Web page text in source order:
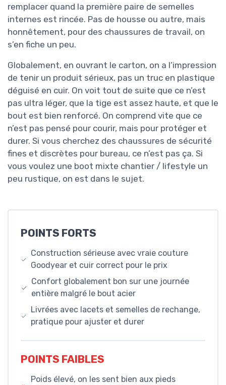
remplacer quand la première paire de semelles
internes est rincée. Pas de housse ou autre, mais
honnêtement, pour des chaussures de travail, on
s’en fiche un peu.
Globalement, en ouvrant le carton, on a l’impression
de tenir un produit sérieux, pas un truc en plastique
déguisé en cuir. On voit tout de suite que ce n’est
pas ultra léger, que la tige est assez haute, et que le
bout est bien renforcé. On comprend vite que ce
n’est pas pensé pour courir, mais pour protéger et
durer. Si vous cherchez des chaussures de sécurité
fines et discrètes pour bureau, ce n’est pas ça. Si
vous voulez une boot mixte chantier / lifestyle un
peu rustique, on est dans le sujet.
POINTS FORTS
Construction sérieuse avec vraie couture
Goodyear et cuir correct pour le prix
Confort globalement bon sur une journée
entière malgré le bout acier
Livrées avec lacets et semelles de rechange,
pratique pour ajuster et durer
POINTS FAIBLES
Poids élevé, on les sent bien aux pieds